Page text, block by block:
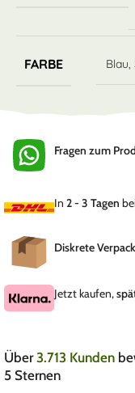
FARBE Blau,
Fragen zum
In 2 - 3 Tagen
Diskrete
Jetzt kaufen,
Über3.713 Kunden
5 Sternen